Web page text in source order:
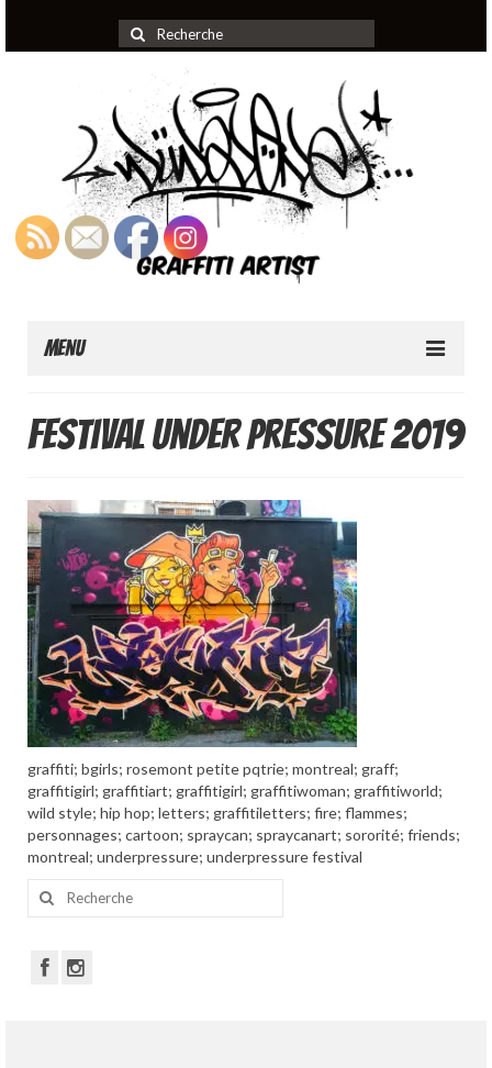
Rechercher
:
Menu
About
Portfolio
Collective walls
Decor
Custom Art
Canvas
Blog
Videos
Publications
Press
festival Under Pressure 2019
graffiti; bgirls; rosemont petite pqtrie; montreal; graff;
graffitigirl; graffitiart; graffitigirl; graffitiwoman; graffitiworld;
wild style; hip hop; letters; graffitiletters; fire; flammes;
personnages; cartoon; spraycan; spraycanart; sororité; friends;
montreal; underpressure; underpressure festival
Rechercher